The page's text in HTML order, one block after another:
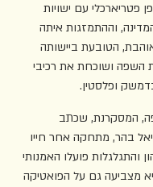
פטריארכלי עם ישויות
וההתמזגות איתה
הטובעת ביישותה
השפה ושוכחת את רכיבי
ופלסטין.
המסקרנת, שכתב
בהר, מתחקה אחר חייו
והתגלגלות פועלו האמנותי
מצביעה גם על הפואטיקה